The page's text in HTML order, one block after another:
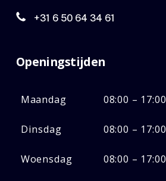
+31 6 50 64 34 61
Openingstijden
Maandag 08:00 – 17:00
Dinsdag 08:00 – 17:00
Woensdag 08:00 – 17:00